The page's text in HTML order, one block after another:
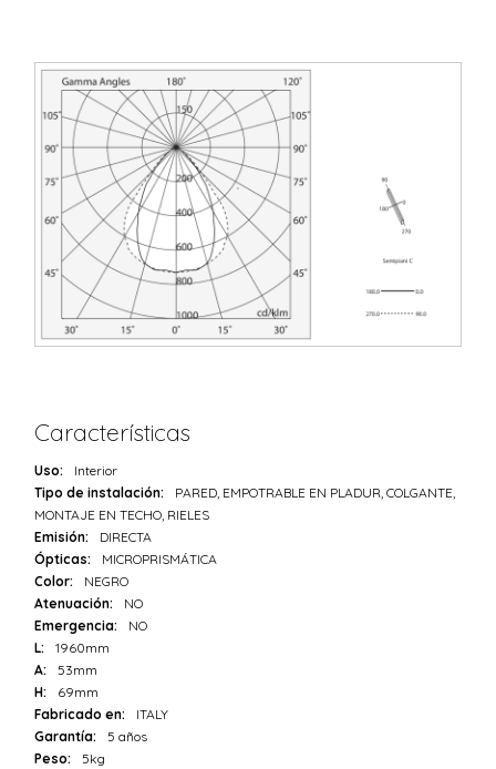
Características
Uso:
Interior
Tipo de instalación:
PARED, EMPOTRABLE EN PLADUR, COLGANTE,
MONTAJE EN TECHO, RIELES
Emisión:
DIRECTA
Ópticas:
MICROPRISMÁTICA
Color:
NEGRO
Atenuación:
NO
Emergencia:
NO
L:
1960mm
A:
53mm
H:
69mm
Fabricado en:
ITALY
Garantía:
5 años
Peso:
5kg